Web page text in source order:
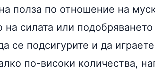
полза по отношение на
на силата или
се подсигурите и да
по-високи количества,